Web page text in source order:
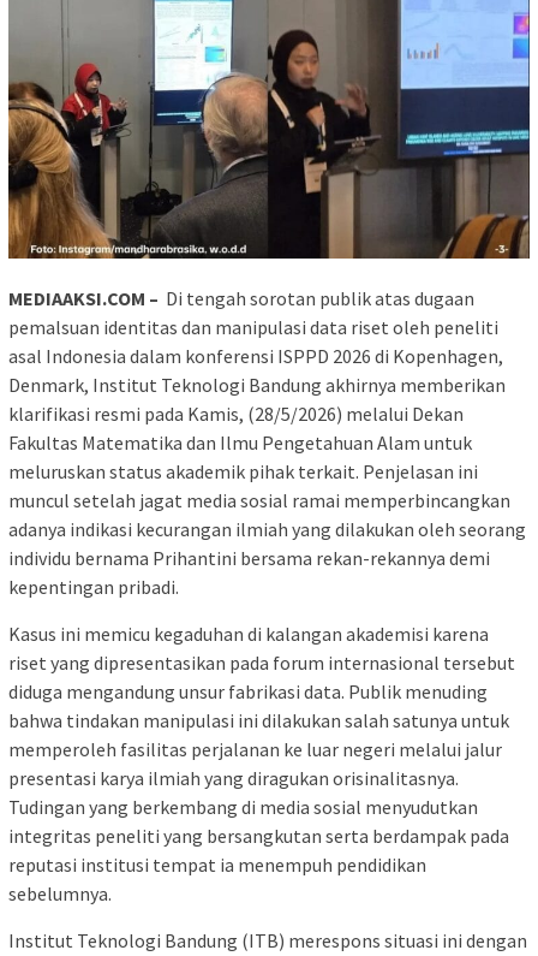
MEDIAAKSI.COM – Di tengah sorotan publik atas dugaan
pemalsuan identitas dan manipulasi data riset oleh peneliti
asal Indonesia dalam konferensi ISPPD 2026 di Kopenhagen,
Denmark, Institut Teknologi Bandung akhirnya memberikan
klarifikasi resmi pada Kamis, (28/5/2026) melalui Dekan
Fakultas Matematika dan Ilmu Pengetahuan Alam untuk
meluruskan status akademik pihak terkait. Penjelasan ini
muncul setelah jagat media sosial ramai memperbincangkan
adanya indikasi kecurangan ilmiah yang dilakukan oleh seorang
individu bernama Prihantini bersama rekan-rekannya demi
kepentingan pribadi.
Kasus ini memicu kegaduhan di kalangan akademisi karena
riset yang dipresentasikan pada forum internasional tersebut
diduga mengandung unsur fabrikasi data. Publik menuding
bahwa tindakan manipulasi ini dilakukan salah satunya untuk
memperoleh fasilitas perjalanan ke luar negeri melalui jalur
presentasi karya ilmiah yang diragukan orisinalitasnya.
Tudingan yang berkembang di media sosial menyudutkan
integritas peneliti yang bersangkutan serta berdampak pada
reputasi institusi tempat ia menempuh pendidikan
sebelumnya.
Institut Teknologi Bandung (ITB) merespons situasi ini dengan